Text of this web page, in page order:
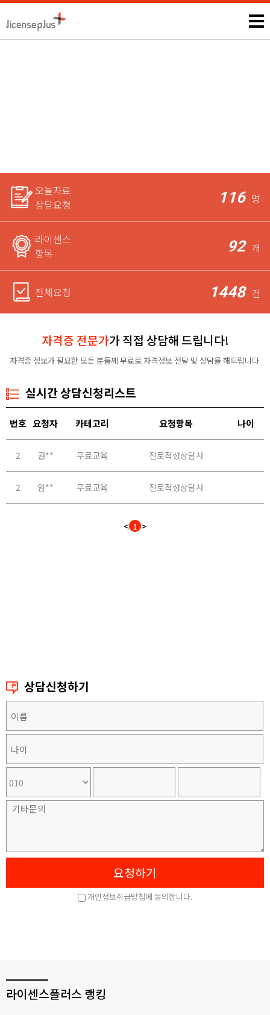
오늘자료
상담요청
116 명
라이센스
항목
92 개
전체요청 1448 건
자격증 전문가가 직접 상담해 드립니다!
자격증 정보가 필요한 모든 분들께 무료로 자격정보 전달 및 상담을 해드립니다.
라이센스플러스 랭킹